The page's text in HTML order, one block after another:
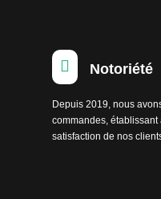
 Notoriété
Depuis 2019, nous
commandes,
satisfaction de nos